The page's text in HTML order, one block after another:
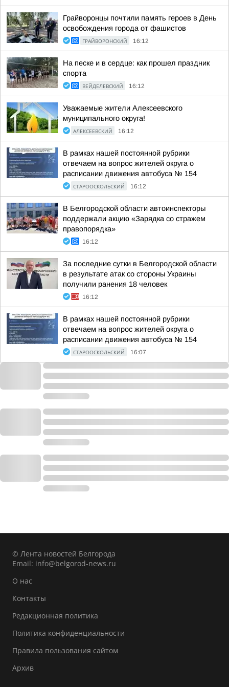
Грайворонцы почтили память героев в День
освобождения города от фашистов
ГРАЙВОРОНСКИЙ 16:12
На песке и в сердце: как прошел праздник
спорта
ВЕЙДЕЛЕВСКИЙ 16:12
Уважаемые жители Алексеевского
муниципального округа!
АЛЕКСЕЕВСКИЙ 16:12
В рамках нашей постоянной рубрики
отвечаем на вопрос жителей округа о
расписании движения автобуса № 154
СТАРООСКОЛЬСКИЙ 16:12
В Белгородской области автоинспекторы
поддержали акцию «Зарядка со стражем
правопорядка»
16:12
За последние сутки в Белгородской области
в результате атак со стороны Украины
получили ранения 18 человек
16:12
В рамках нашей постоянной рубрики
отвечаем на вопрос жителей округа о
расписании движения автобуса № 154
СТАРООСКОЛЬСКИЙ 16:07
© Лента новостей Белгорода
Email: info@belgorod-news.ru
О нас
Контакты
Редакционная политика
Политика конфиденциальности
Правила пользования сайтом
Архив